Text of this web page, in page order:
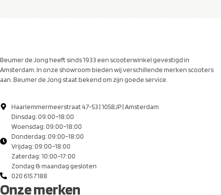
Beumer de Jong heeft sinds 1933 een scooterwinkel gevestigd in
Amsterdam. In onze showroom bieden wij verschillende merken scooters
aan. Beumer de Jong staat bekend om zijn goede service.
Haarlemmermeerstraat 47-53 | 1058JP | Amsterdam
Dinsdag: 09:00–18:00
Woensdag: 09:00–18:00
Donderdag: 09:00–18:00
Vrijdag: 09:00–18:00
Zaterdag: 10:00–17:00
Zondag & maandag gesloten
020 615 7188
Onze merken